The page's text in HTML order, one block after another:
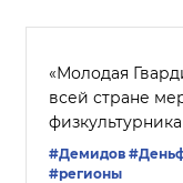
«Молодая
всей стране
физкультурника
#Демидов
#регионы